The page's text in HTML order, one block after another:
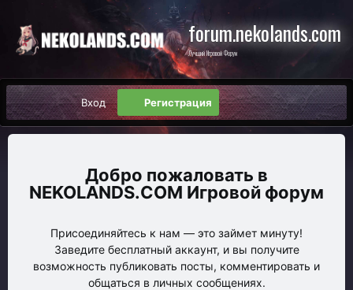
forum.nekolands.com
Лучший Игровой Форум
Вход Регистрация
NEKOLANDS.COM Игровой форум
Присоединяйтесь к нам — это займет минуту!
Заведите бесплатный аккаунт, и вы получите
возможность публиковать посты, комментировать и
общаться в личных сообщениях.